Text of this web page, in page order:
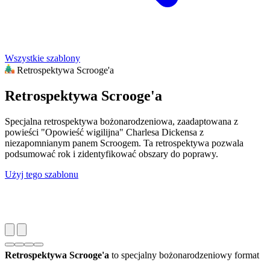
Wszystkie szablony
Retrospektywa Scrooge'a
Retrospektywa Scrooge'a
Specjalna retrospektywa bożonarodzeniowa, zaadaptowana z
powieści "Opowieść wigilijna" Charlesa Dickensa z
niezapomnianym panem Scroogem. Ta retrospektywa pozwala
podsumować rok i zidentyfikować obszary do poprawy.
Użyj tego szablonu
Retrospektywa Scrooge'a to specjalny bożonarodzeniowy format